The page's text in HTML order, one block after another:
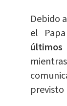
Debido
el Papa
últimos
previsto